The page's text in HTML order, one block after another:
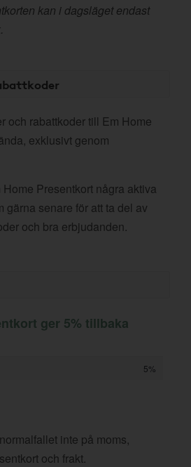
kan i dagsläget endast
och rabattkoder till Em Home
exklusivt genom
Presentkort några aktiva
gärna senare för att ta del av
och bra erbjudanden.
ger 5% tillbaka
5%
inte på moms,
och frakt.